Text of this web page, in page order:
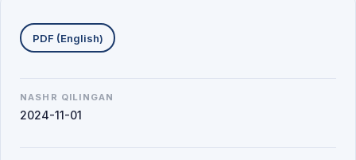
Yuklab olishlar
PDF (English)
NASHR QILINGAN
2024-11-01